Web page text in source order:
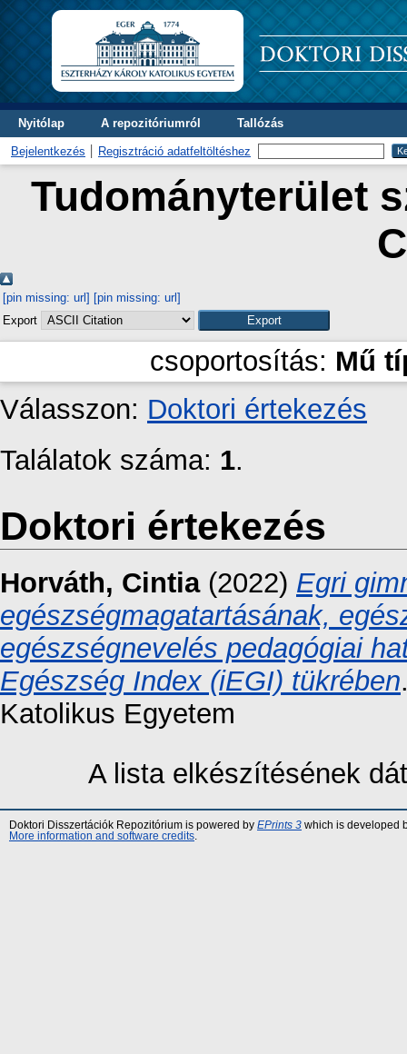
Nyitólap A repozitóriumról Tallózás
Bejelentkezés Regisztráció adatfeltöltéshez
Tudományterület
[pin missing: url] [pin missing: url]
Export
csoportosítás: Mű
Válasszon: Doktori értekezés
Találatok száma: 1.
Doktori értekezés
Horváth, Cintia(2022) Egri
egészségmagatartásának,
egészségnevelés pedagógiai
Egészség Index (iEGI) tükrében
Katolikus Egyetem
A lista elkészítésének
Doktori Disszertációk Repozitórium is powered by EPrints 3 which is developed
More information and software credits